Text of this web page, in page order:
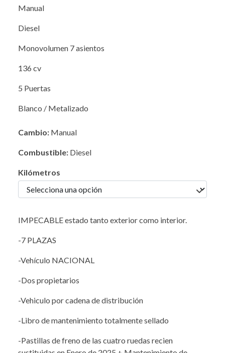
Manual
Diesel
Monovolumen 7 asientos
136 cv
5 Puertas
Blanco / Metalizado
Cambio: Manual
Combustible: Diesel
Kilómetros
IMPECABLE estado tanto exterior como interior.
-7 PLAZAS
-Vehículo NACIONAL
-Dos propietarios
-Vehiculo por cadena de distribución
-Libro de mantenimiento totalmente sellado
-Pastillas de freno de las cuatro ruedas recien